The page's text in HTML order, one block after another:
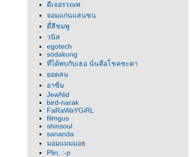
ดีเจอรรณพ
จอมแก่นแสนซน
ตี๋สีชมพู
วนิส
egotech
sodakung
ที่ได้พบกับเธอ นั่นคือโชคชะตา
อดสน
อาซิ่ม
JewNid
bird-narak
FaRaWaYGiRL
filmgus
shinsoul
sananda
มอมแมมมอธ
Plin, :-p